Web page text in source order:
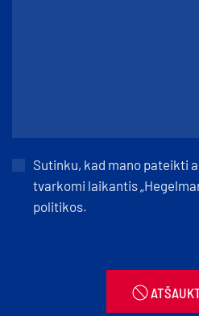
Sutinku, kad mano pateikti
tvarkomi laikantis„
politikos.